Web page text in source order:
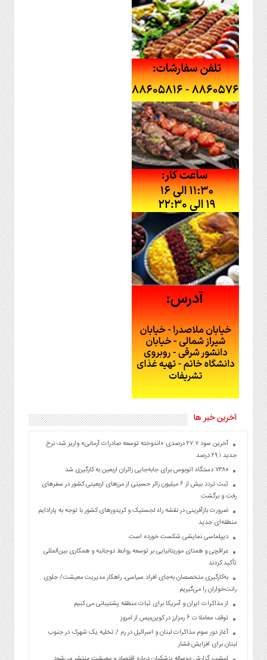
آخرین خبر ها
آخرین سود ۲۷.۷ درصدی «اندوخته توسعه صادرات آرمانی» واریز شد؛ نرخ
جدید ۲۹.۱ درصد
۷۳۸۰ دستگاه اتوبوس برای جابه‌جایی زائران اربعین به‌ کارگیری شد
ثبت تردد بیش از ۶ میلیون زائر حسینی از مرزهای اربعینی کشور در سفرهای
رفت و برگشت
ضرورت بازآفرینی در نقشه راه لجستیک و کریدورهای کشور با توجه به پارادایم
منطقه‌ای جدید
دیپلماسی نمایشی شکست خورده است
عراقچی و همتای موریتانیایی بر توسعه روابط دوجانبه و همکاری بین‌المللی
تأکید کردند
به‌کارگیری متخصصان به‌جای افراد سیاسی، راهکار مدیریت معیشت/ جلوی
رانت‌خواران را می‌گیریم
از مذاکرات ایران و آمریکا برای ثبات منطقه پشتیبانی می کنیم
توقف معاملات ۶ رمزارز در کوین‌بیس از امروز
آغاز دور سوم مذاکرات لبنان و اسرائیل در رم / تخلیه یک شهرک در جنوب
لبنان برای افزایش فشار